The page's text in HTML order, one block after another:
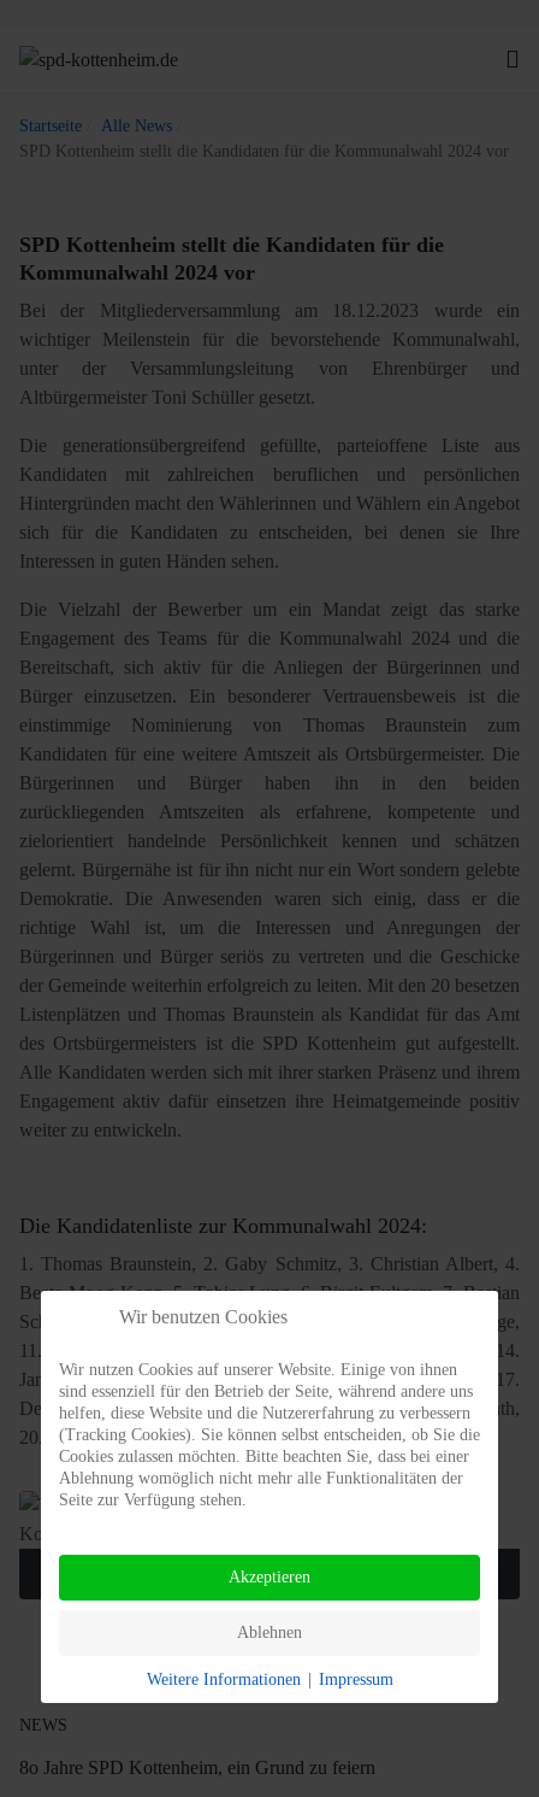
Startseite
Alle News
SPD Kottenheim stellt die Kandidaten für die Kommunalwahl 2024 vor
SPD Kottenheim stellt die Kandidaten für die
Kommunalwahl 2024 vor
Bei der Mitgliederversammlung am 18.12.2023 wurde ein
wichtiger Meilenstein für die bevorstehende Kommunalwahl,
unter der Versammlungsleitung von Ehrenbürger und
Altbürgermeister Toni Schüller gesetzt.
Die generationsübergreifend gefüllte, parteioffene Liste aus
Kandidaten mit zahlreichen beruflichen und persönlichen
Hintergründen macht den Wählerinnen und Wählern ein Angebot
sich für die Kandidaten zu entscheiden, bei denen sie Ihre
Interessen in guten Händen sehen.
Die Vielzahl der Bewerber um ein Mandat zeigt das starke
Engagement des Teams für die Kommunalwahl 2024 und die
Bereitschaft, sich aktiv für die Anliegen der Bürgerinnen und
Bürger einzusetzen. Ein besonderer Vertrauensbeweis ist die
einstimmige Nominierung von Thomas Braunstein zum
Kandidaten für eine weitere Amtszeit als Ortsbürgermeister. Die
Bürgerinnen und Bürger haben ihn in den beiden
zurückliegenden Amtszeiten als erfahrene, kompetente und
zielorientiert handelnde Persönlichkeit kennen und schätzen
gelernt. Bürgernähe ist für ihn nicht nur ein Wort sondern gelebte
Demokratie. Die Anwesenden waren sich einig, dass er die
richtige Wahl ist, um die Interessen und Anregungen der
Bürgerinnen und Bürger seriös zu vertreten und die Geschicke
der Gemeinde weiterhin erfolgreich zu leiten. Mit den 20 besetzen
Listenplätzen und Thomas Braunstein als Kandidat für das Amt
des Ortsbürgermeisters ist die SPD Kottenheim gut aufgestellt.
Alle Kandidaten werden sich mit ihrer starken Präsenz und ihrem
Engagement aktiv dafür einsetzen ihre Heimatgemeinde positiv
weiter zu entwickeln.
Die Kandidatenliste zur Kommunalwahl 2024:
1. Thomas Braunstein, 2. Gaby Schmitz, 3. Christian Albert, 4.
Beate Moog-Kopp, 5. Tobias Lung, 6. Birgit Eultgem, 7. Bastian
Schüller, 8. Ruth Horst, 9. Michael Kohns, 10. Christian Lange,
11. Anne Kaiser, 12. Thomas Meyer, 13. Andreas Schüller, 14.
Jan Geisbüsch, 15. Daniel Demsky, 16. Heinz Geisbüsch, 17.
Denise Demsky, 18. Renate Sundermeyer, 19. Carlo Retterath,
20. Rudolf Eultgem.
KOTTENHEIM
NEWS
8o Jahre SPD Kottenheim, ein Grund zu feiern
Wir benutzen Cookies
Wir nutzen Cookies auf unserer Website. Einige von ihnen
sind essenziell für den Betrieb der Seite, während andere uns
helfen, diese Website und die Nutzererfahrung zu verbessern
(Tracking Cookies). Sie können selbst entscheiden, ob Sie die
Cookies zulassen möchten. Bitte beachten Sie, dass bei einer
Ablehnung womöglich nicht mehr alle Funktionalitäten der
Seite zur Verfügung stehen.
Akzeptieren
Ablehnen
Weitere Informationen Impressum